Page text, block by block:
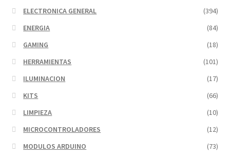
ELECTRONICA GENERAL
(394)
ENERGIA
(84)
GAMING
(18)
HERRAMIENTAS
(101)
ILUMINACION
(17)
KITS
(66)
LIMPIEZA
(10)
MICROCONTROLADORES
(12)
MODULOS ARDUINO
(73)